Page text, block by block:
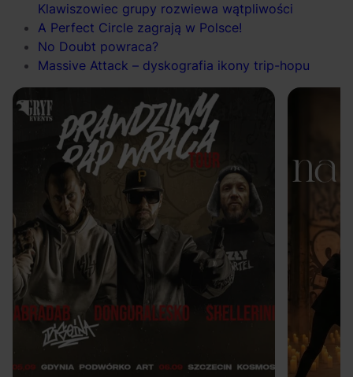
Klawiszowiec grupy rozwiewa wątpliwości
A Perfect Circle zagrają w Polsce!
No Doubt powraca?
Massive Attack – dyskografia ikony trip-hopu